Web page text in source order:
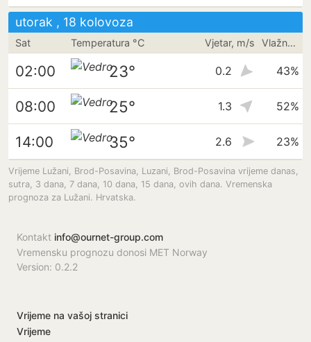
utorak , 18 kolovoza
Sat Temperatura °C Vjetar, m/s Vlažnost
02:00 23° 0.2 43%
08:00 25° 1.3 52%
14:00 35° 2.6 23%
Vrijeme Lužani, Brod-Posavina, Luzani, Brod-Posavina vrijeme danas,
sutra, 3 dana, 7 dana, 10 dana, 15 dana, ovih dana. Vremenska
prognoza za Lužani. Hrvatska.
Kontakt info@ournet-group.com
Vremensku prognozu donosi MET Norway
Version: 0.2.2
Vrijeme na vašoj stranici
Vrijeme